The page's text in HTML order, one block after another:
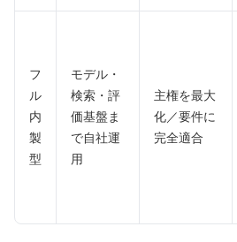
フ
ル
内
製
型
モデル・
検索・評
価基盤ま
で自社運
用
主権を最大
化／要件に
完全適合